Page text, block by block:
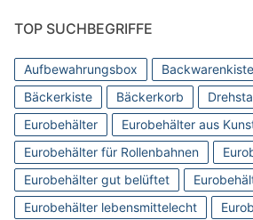
TOP SUCHBEGRIFFE
Aufbewahrungsbox Backwarenkiste
Bäckerkiste
Bäckerkorb
Eurobehälter
Eurobehälter aus
Eurobehälter für Rollenbahnen
Eurobehälter gut belüftet
Eurobehälter lebensmittelecht